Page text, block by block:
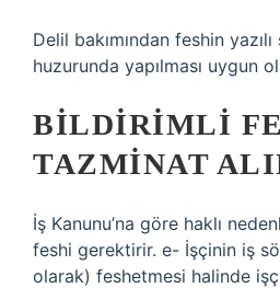
Delil bakımından feshin
huzurunda yapılması uygun
BILDIRIMLI
TAZMINAT
İş Kanunu’na göre haklı
feshi gerektirir. e- İşçinin iş
olarak) feshetmesi halinde